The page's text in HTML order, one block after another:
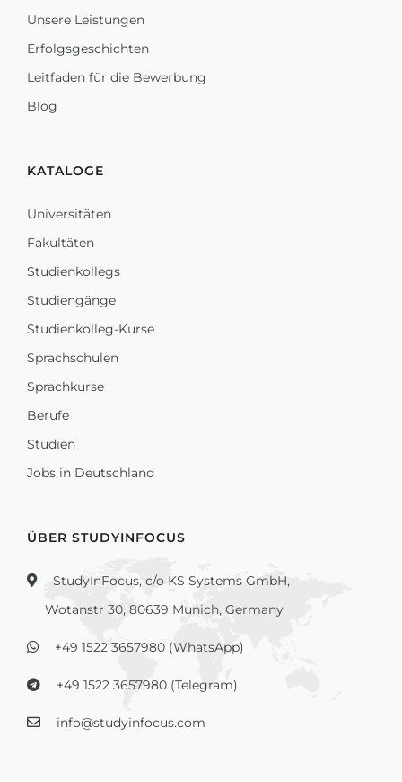
Unsere Leistungen
Erfolgsgeschichten
Leitfaden für die Bewerbung
Blog
KATALOGE
Universitäten
Fakultäten
Studienkollegs
Studiengänge
Studienkolleg-Kurse
Sprachschulen
Sprachkurse
Berufe
Studien
Jobs in Deutschland
ÜBER STUDYINFOCUS
StudyInFocus, c/o KS Systems GmbH,
Wotanstr 30, 80639 Munich, Germany
+49 1522 3657980 (WhatsApp)
+49 1522 3657980 (Telegram)
info@studyinfocus.com